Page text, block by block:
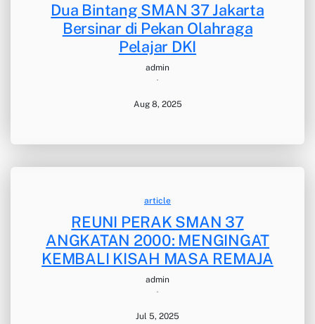
Dua Bintang SMAN 37 Jakarta
Bersinar di Pekan Olahraga
Pelajar DKI
admin
·
Aug 8, 2025
article
REUNI PERAK SMAN 37
ANGKATAN 2000: MENGINGAT
KEMBALI KISAH MASA REMAJA
admin
·
Jul 5, 2025